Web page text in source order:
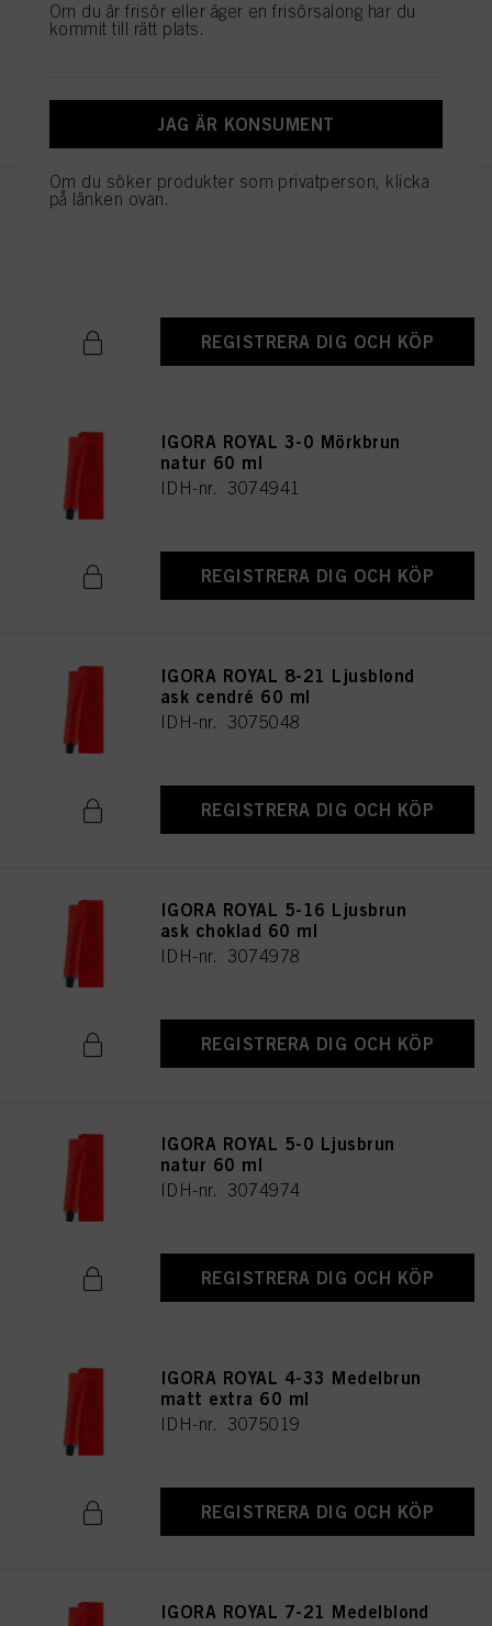
IDH-nr. 3074987
IGORA ROYAL 5-1 Ljusbrun
REGISTRERA DIG OCH KÖP
IGORA ROYAL 3-0 Mörkbrun
natur 60 ml
IDH-nr. 3074941
REGISTRERA DIG OCH KÖP
IGORA ROYAL 8-21 Ljusblond
ask cendré 60 ml
IDH-nr. 3075048
REGISTRERA DIG OCH KÖP
IGORA ROYAL 5-16 Ljusbrun
ask choklad 60 ml
IDH-nr. 3074978
REGISTRERA DIG OCH KÖP
IGORA ROYAL 5-0 Ljusbrun
natur 60 ml
IDH-nr. 3074974
REGISTRERA DIG OCH KÖP
IGORA ROYAL 4-33 Medelbrun
matt extra 60 ml
IDH-nr. 3075019
REGISTRERA DIG OCH KÖP
IGORA ROYAL 7-21 Medelblond
Om du är frisör eller äger en frisörsalong har du
kommit till rätt plats.
JAG ÄR KONSUMENT
Om du söker produkter som privatperson, klicka
på länken ovan.